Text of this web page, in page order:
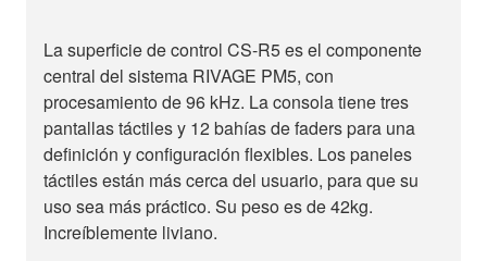
La superficie de control CS-R5 es el componente
central del sistema RIVAGE PM5, con
procesamiento de 96 kHz. La consola tiene tres
pantallas táctiles y 12 bahías de faders para una
definición y configuración flexibles. Los paneles
táctiles están más cerca del usuario, para que su
uso sea más práctico. Su peso es de 42kg.
Increíblemente liviano.